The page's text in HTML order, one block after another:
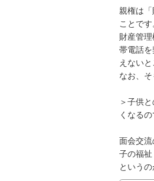
親権は
ことです
財産管
帯電話
えないと
なお、
＞子供
くなる
面会交流
子の福
というの